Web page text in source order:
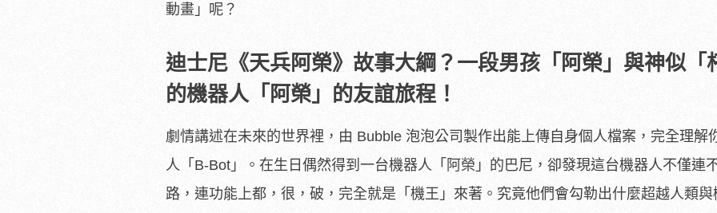
動畫」呢？
迪士尼《天兵阿榮》故事大綱？一段男孩「阿榮」與神似「
的機器人「阿榮」的友誼旅程！
劇情講述在未來的世界裡，由 Bubble 泡泡公司製作出能上傳自身個人檔案，完全理解
人「B-Bot」。在生日偶然得到一台機器人「阿榮」的巴尼，卻發現這台機器人不僅連
路，連功能上都，很，破，完全就是「機王」來著。究竟他們會勾勒出什麼超越人類與